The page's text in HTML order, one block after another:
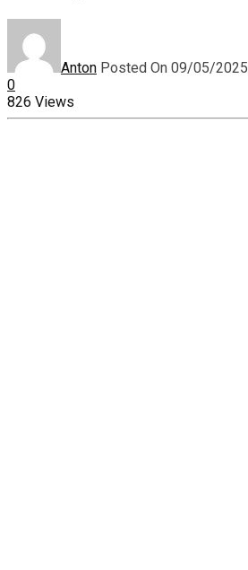
Anton Posted On 09/05/2025
0
826 Views